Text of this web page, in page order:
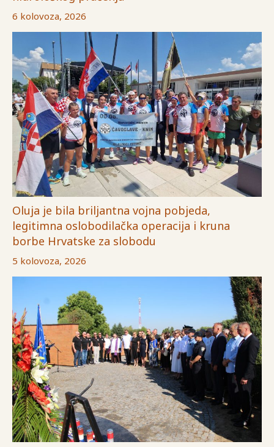
6 kolovoza, 2026
Oluja je bila briljantna vojna pobjeda,
legitimna oslobodilačka operacija i kruna
borbe Hrvatske za slobodu
5 kolovoza, 2026